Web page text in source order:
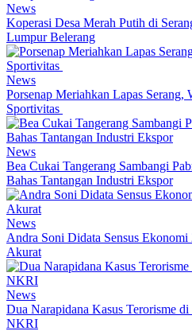
News
Koperasi Desa Merah Putih di
Lumpur Belerang
News
Porsenap Meriahkan Lapas Serang,
Sportivitas
News
Bea Cukai Tangerang Sambangi
Bahas Tantangan Industri Ekspor
News
Andra Soni Didata Sensus
Akurat
News
Dua Narapidana Kasus Terorisme
NKRI